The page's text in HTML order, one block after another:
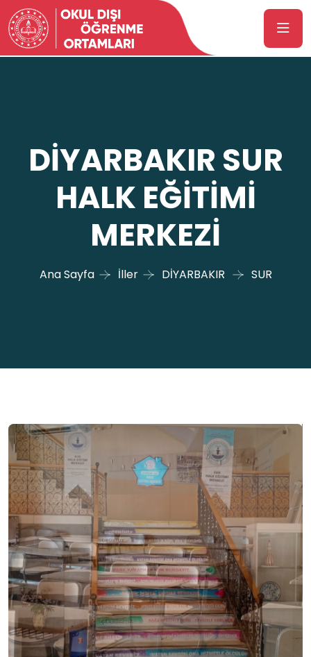
DİYARBAKIR SUR
HALK EĞİTİMİ
MERKEZİ
Ana Sayfa İller DİYARBAKIR SUR